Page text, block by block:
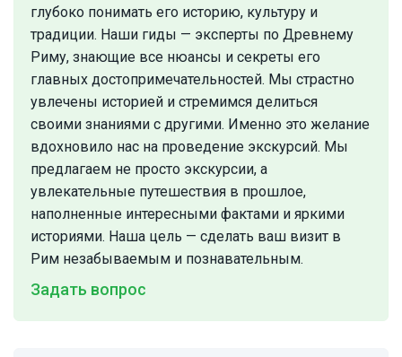
глубоко понимать его историю, культуру и
традиции. Наши гиды — эксперты по Древнему
Риму, знающие все нюансы и секреты его
главных достопримечательностей. Мы страстно
увлечены историей и стремимся делиться
своими знаниями с другими. Именно это желание
вдохновило нас на проведение экскурсий. Мы
предлагаем не просто экскурсии, а
увлекательные путешествия в прошлое,
наполненные интересными фактами и яркими
историями. Наша цель — сделать ваш визит в
Рим незабываемым и познавательным.
Задать вопрос